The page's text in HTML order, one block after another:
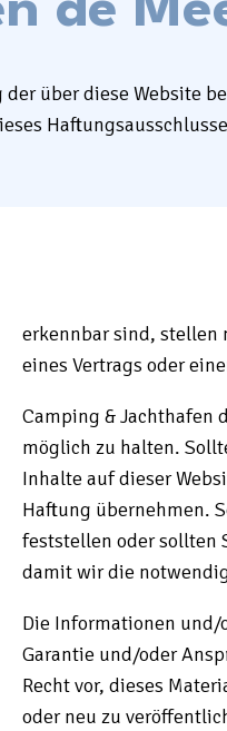
de
über diese Website
erkennbar sind, stellen
eines Vertrags oder
Camping & Jachthafen
möglich zu halten.
Inhalte auf dieser
Haftung übernehmen.
feststellen oder sollten
damit wir die
Die Informationen und/
Garantie und/oder
Recht vor, dieses
oder neu zu